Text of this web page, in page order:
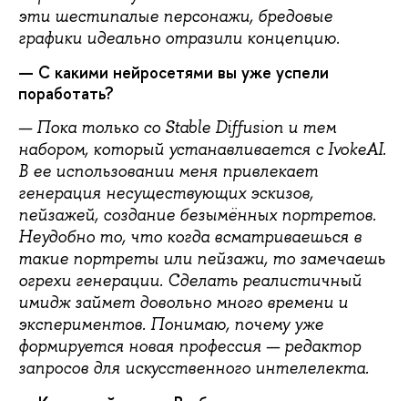
эти шестипалые персонажи, бредовые
графики идеально отразили концепцию.
— С какими нейросетями вы уже успели
поработать?
— Пока только со Stable Diffusion и тем
набором, который устанавливается с IvokeAI.
В ее использовании меня привлекает
генерация несуществующих эскизов,
пейзажей, создание безымённых портретов.
Неудобно то, что когда всматриваешься в
такие портреты или пейзажи, то замечаешь
огрехи генерации. Сделать реалистичный
имидж займет довольно много времени и
экспериментов. Понимаю, почему уже
формируется новая профессия — редактор
запросов для искусственного интелелекта.